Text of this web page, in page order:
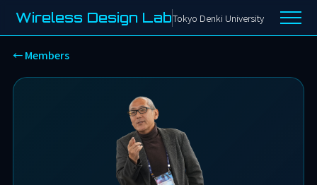
Wireless Design LabTokyo Denki University
今井 哲朗 | メンバー紹介 | ワ
← Members